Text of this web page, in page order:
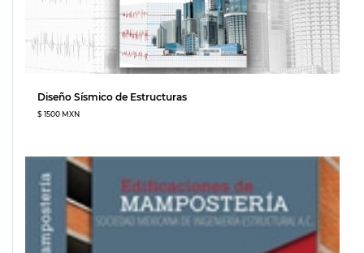
Diseño Sísmico de Estructuras
$ 1500 MXN